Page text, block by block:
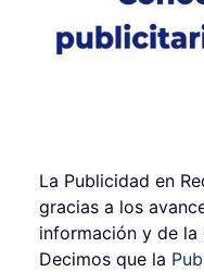
La Publicidad en
gracias a los
información y de la
Decimos que la